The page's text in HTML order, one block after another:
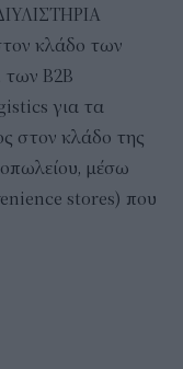
κλάδο των
των Β2Β
για τα
στον κλάδο της
μέσω
stores) που